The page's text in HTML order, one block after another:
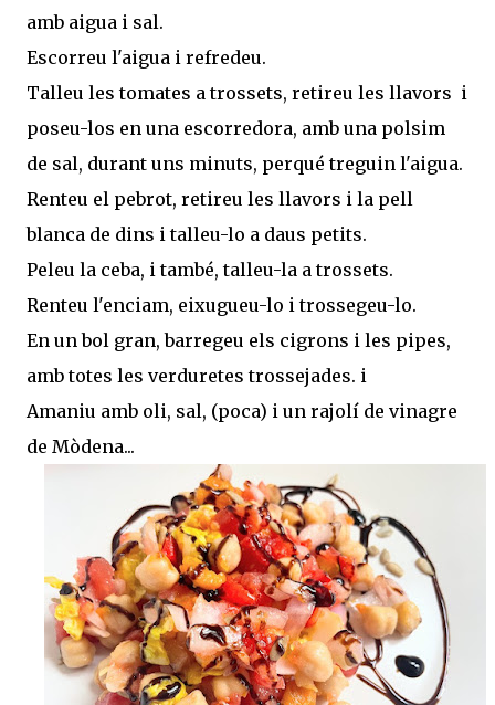
amb aigua i sal.
Escorreu l'aigua i refredeu.
Talleu les tomates a trossets, retireu les llavors i
poseu-los en una escorredora, amb una polsim
de sal, durant uns minuts, perqué treguin l'aigua.
Renteu el pebrot, retireu les llavors i la pell
blanca de dins i talleu-lo a daus petits.
Peleu la ceba, i també, talleu-la a trossets.
Renteu l'enciam, eixugueu-lo i trossegeu-lo.
En un bol gran, barregeu els cigrons i les pipes,
amb totes les verduretes trossejades. i
Amaniu amb oli, sal, (poca) i un rajolí de vinagre
de Mòdena...